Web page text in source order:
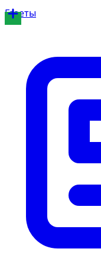
Газеты